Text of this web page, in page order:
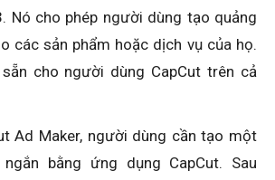
Nó cho phép người dùng tạo quảng
các sản phẩm hoặc dịch vụ của họ.
cho người dùng CapCut trên cả
Ad Maker, người dùng cần tạo một
bằng ứng dụng CapCut. Sau